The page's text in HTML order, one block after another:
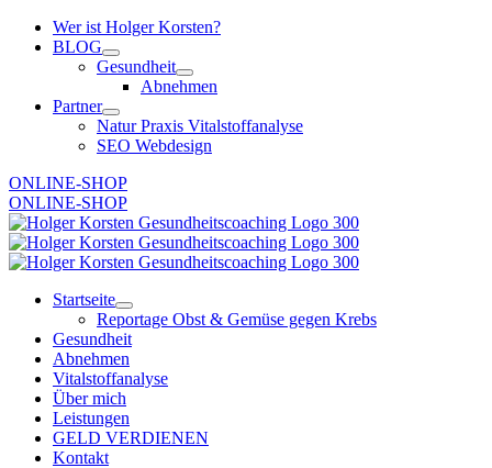
Zum
Inhalt
Wer ist Holger Korsten?
BLOG
Gesundheit
Abnehmen
Partner
Natur Praxis Vitalstoffanalyse
SEO Webdesign
ONLINE-SHOP
ONLINE-SHOP
Startseite
Reportage Obst & Gemüse gegen Krebs
Gesundheit
Abnehmen
Vitalstoffanalyse
Über mich
Leistungen
GELD VERDIENEN
Kontakt